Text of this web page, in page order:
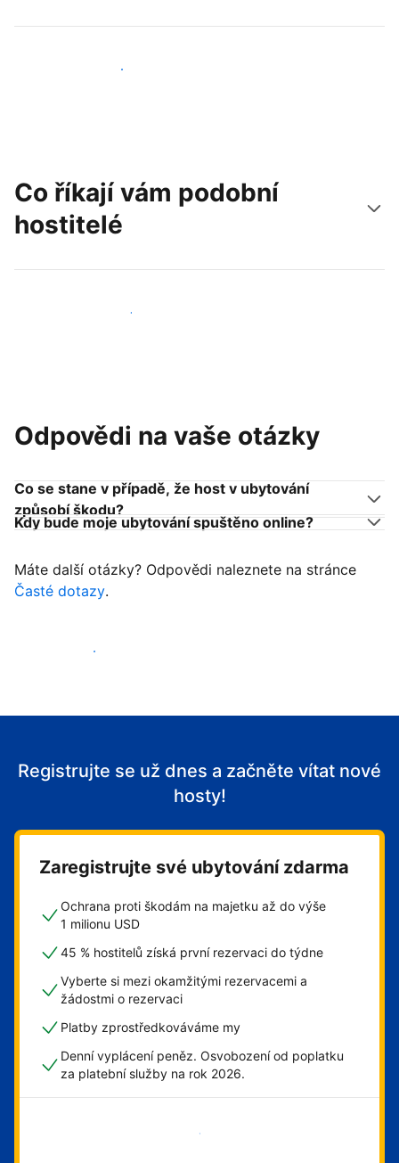
Oslovit nové hosty už dnes
Co říkají vám podobní
hostitelé
Připojit se k dalším hostitelům
Odpovědi na vaše otázky
Co se stane v případě, že host v ubytování
způsobí škodu?
Kdy bude moje ubytování spuštěno online?
Máte další otázky? Odpovědi naleznete na stránce
Časté dotazy.
Začít přijímat hosty
Registrujte se už dnes a začněte vítat nové
hosty!
Zaregistrujte své ubytování zdarma
Ochrana proti škodám na majetku až do výše
1 milionu USD
45 % hostitelů získá první rezervaci do týdne
Vyberte si mezi okamžitými rezervacemi a
žádostmi o rezervaci
Platby zprostředkováváme my
Denní vyplácení peněz. Osvobození od poplatku
za platební služby na rok 2026.
Začít hned